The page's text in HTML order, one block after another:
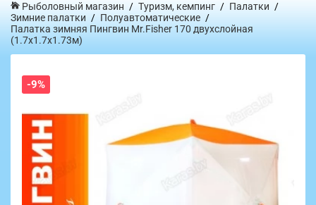
Рыболовный магазин Туризм, кемпинг
Палатки
Зимние палатки
Полуавтоматические
Палатка зимняя Пингвин Mr.Fisher 170 двухслойная
(1.7х1.7х1.73м)
-9%